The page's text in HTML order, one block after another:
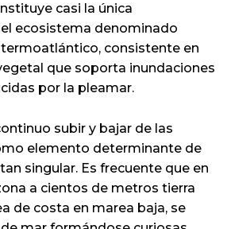
casi la única
ecosistema denominado
consistente en
que soporta inundaciones
por la pleamar.
subir y bajar de las
elemento determinante de
singular. Es frecuente que en
a cientos de metros tierra
de costa en marea baja, se